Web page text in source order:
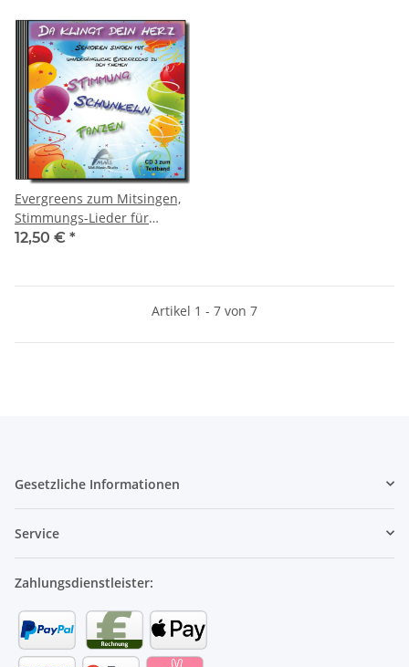
Evergreens zum Mitsingen,
Stimmungs-Lieder für
Senioren CD 3
12,50 € *
Artikel 1 - 7 von 7
Gesetzliche Informationen
Service
Zahlungsdienstleister: